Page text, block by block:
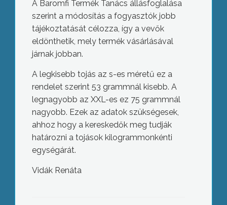
A Baromfi Termék Tanács állásfoglalása
szerint a módosítás a fogyasztók jobb
tájékoztatását célozza, így a vevők
eldönthetik, mely termék vásárlásával
járnak jobban.
A legkisebb tojás az s-es méretű ez a
rendelet szerint 53 grammnál kisebb. A
legnagyobb az XXL-es ez 75 grammnál
nagyobb. Ezek az adatok szükségesek,
ahhoz hogy a kereskedők meg tudják
határozni a tojások kilogrammonkénti
egységárát.
Vidák Renáta